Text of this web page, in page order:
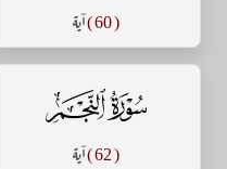
( 60 ) آية
سورة النجم
( 62 ) آية